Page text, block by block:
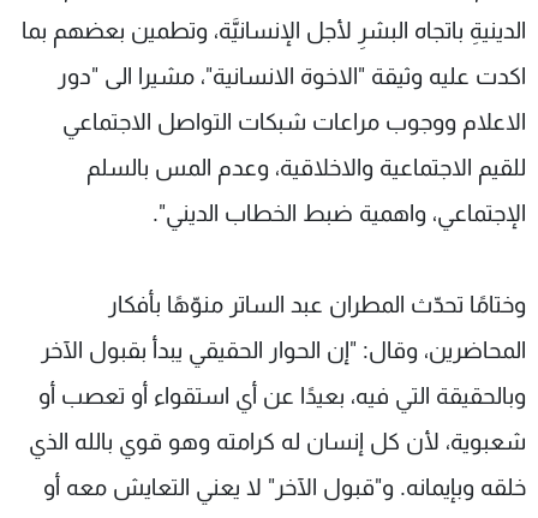
الدينيةِ باتجاه البشرِ لأجل الإنسانيَّة، وتطمين بعضهم بما
اكدت عليه وثيقة "الاخوة الانسانية"، مشيرا الى "دور
الاعلام ووجوب مراعات شبكات التواصل الاجتماعي
للقيم الاجتماعية والاخلاقية، وعدم المس بالسلم
الإجتماعي، واهمية ضبط الخطاب الديني".
وختامًا تحدّث المطران عبد الساتر منوّهًا بأفكار
المحاضرين، وقال: "إن الحوار الحقيقي يبدأ بقبول الآخر
وبالحقيقة التي فيه، بعيدًا عن أي استقواء أو تعصب أو
شعبوية، لأن كل إنسان له كرامته وهو قوي بالله الذي
خلقه وبإيمانه. و"قبول الآخر" لا يعني التعايش معه أو